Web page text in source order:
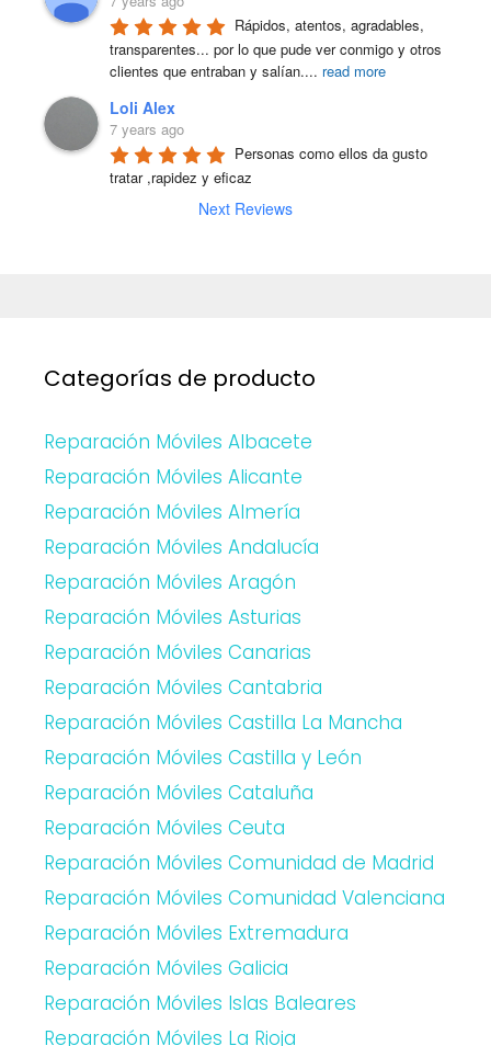
Rápidos, atentos, agradables,
transparentes... por lo que pude ver conmigo y otros
clientes que entraban y salían.... read more
Loli Alex
7 years ago
Personas como ellos da gusto
tratar ,rapidez y eficaz
Next Reviews
Categorías de producto
Reparación Móviles Albacete
Reparación Móviles Alicante
Reparación Móviles Almería
Reparación Móviles Andalucía
Reparación Móviles Aragón
Reparación Móviles Asturias
Reparación Móviles Canarias
Reparación Móviles Cantabria
Reparación Móviles Castilla La Mancha
Reparación Móviles Castilla y León
Reparación Móviles Cataluña
Reparación Móviles Ceuta
Reparación Móviles Comunidad de Madrid
Reparación Móviles Comunidad Valenciana
Reparación Móviles Extremadura
Reparación Móviles Galicia
Reparación Móviles Islas Baleares
Reparación Móviles La Rioja